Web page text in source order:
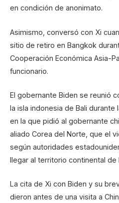
en condición de anonimato.
Asimismo, conversó con Xi
sitio de retiro en Bangkok
Cooperación Económica Asia-
funcionario.
El gobernante Biden se reunió
la isla indonesia de Bali
en la que pidió al gobernante
aliado Corea del Norte, que el
según autoridades
llegar al territorio continental de
La cita de Xi con Biden y su
dieron antes de una visita a